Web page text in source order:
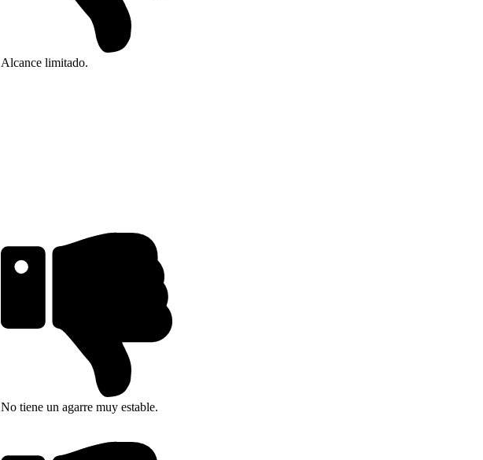
Alcance limitado.
No tiene un agarre muy estable.